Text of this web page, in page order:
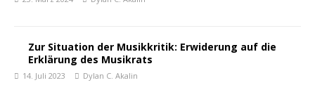
Zur Situation der Musikkritik: Erwiderung auf die
Erklärung des Musikrats
14. Juli 2023 Dylan C. Akalin